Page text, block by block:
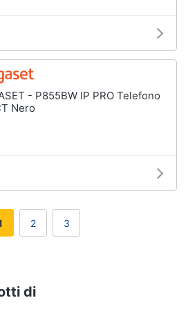
- P855BW IP PRO Telefono
Nero
2 3
di